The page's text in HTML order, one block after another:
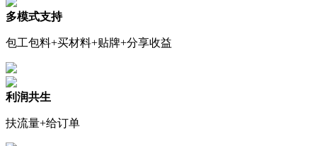
多模式支持
包工包料+买材料+贴牌+分享收益
利润共生
扶流量+给订单